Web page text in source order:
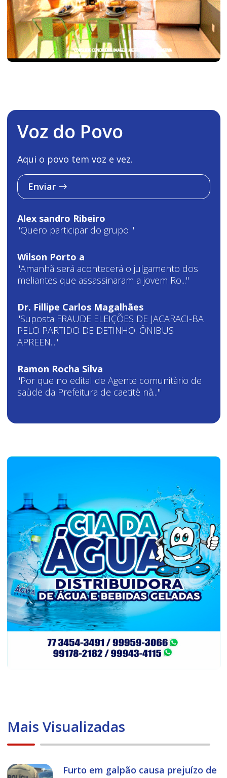
Voz do Povo
Aqui o povo tem voz e vez.
Enviar
Alex sandro Ribeiro
"Quero participar do grupo "
Wilson Porto a
"Amanhã será acontecerá o julgamento dos
meliantes que assassinaram a jovem Ro..."
Dr. Fillipe Carlos Magalhães
"Suposta FRAUDE ELEIÇÕES DE JACARACI-BA
PELO PARTIDO DE DETINHO. ÔNIBUS
APREEN..."
Ramon Rocha Silva
"Por que no edital de Agente comunitàrio de
saùde da Prefeitura de caetitè nâ..."
Mais Visualizadas
Furto em galpão causa prejuízo de